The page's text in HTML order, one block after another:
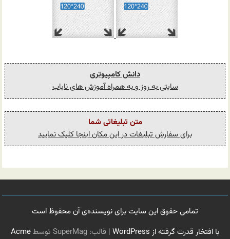
دانش کامپیوتری
سایتی به روز و به همراه آموزش های نایاب
متن تبلیغاتی شما
برای سفارش تبلیغات در این مکان اینجا کلیک نمایید
تمامی حقوق این سایت برای نویسنده‌ی آن محفوظ است
با افتخار قدرت گرفته از WordPress
| قالب: SuperMag توسط
Acme